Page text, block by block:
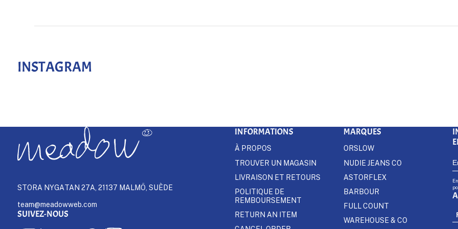
INSTAGRAM
STORA NYGATAN 27A, 21137 MALMÖ, SUÈDE
team@meadowweb.com
SUIVEZ-NOUS
INFORMATIONS
À PROPOS
TROUVER UN MAGASIN
LIVRAISON ET RETOURS
POLITIQUE DE
REMBOURSEMENT
RETURN AN ITEM
MARQUES
ORSLOW
NUDIE JEANS CO
ASTORFLEX
BARBOUR
FULL COUNT
WAREHOUSE & CO